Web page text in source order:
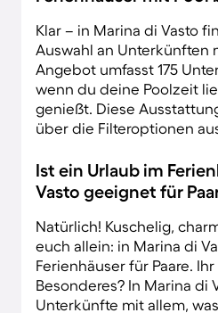
Klar – in Marina di Vasto
Auswahl an Unterkünften
Angebot umfasst 175
wenn du deine Poolzeit
genießt. Diese
über die Filteroptionen
Ist ein Urlaub im
Vasto geeignet für
Natürlich! Kuschelig,
euch allein: in Marina di
Ferienhäuser für Paare.
Besonderes? In Marina di
Unterkünfte mit allem,